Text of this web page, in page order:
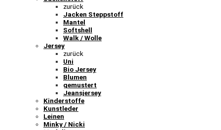
zurück
Jacken Steppstoff
Mantel
Softshell
Walk / Wolle
Jersey
zurück
Uni
Bio Jersey
Blumen
gemustert
Jeansjersey
Kinderstoffe
Kunstleder
Leinen
Minky / Nicki